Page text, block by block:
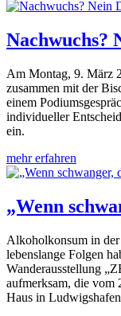
Nachwuchs?
Am Montag, 9. März
zusammen mit der
einem
individueller
ein.
mehr erfahren
„Wenn
Alkoholkonsum in der
lebenslange Folgen
Wanderausstellung
aufmerksam, die vom
Haus in